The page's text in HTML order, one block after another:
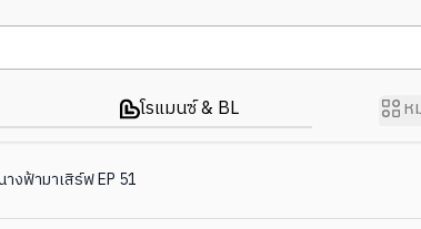
โรแมนซ์ & BL ห
งฟ้ามาเสิร์ฟ EP 51